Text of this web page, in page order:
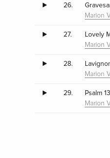
26.
Marion
27. Lovely
Marion
28.
Marion
29. Psalm
Marion